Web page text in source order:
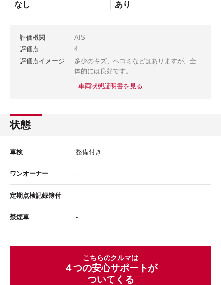
なし あり
評価機関
AIS
評価点
4
評価点イメージ
多少のキズ、ヘコミなどはありますが、全
体的には良好です。
車両状態証明書を見る
状態
車検 整備付き
ワンオーナー -
定期点検記録簿付 -
禁煙車 -
こちらのクルマは
４つの安心サポートが
ついてくる